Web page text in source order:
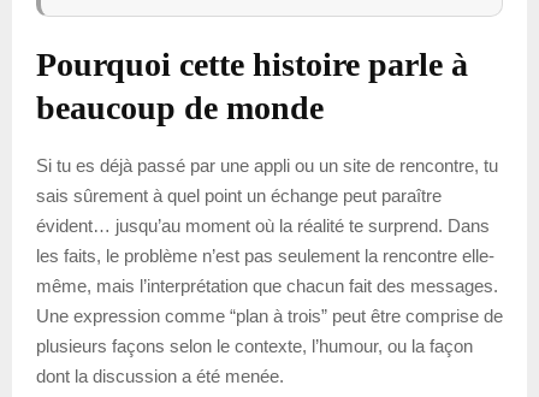
Pourquoi cette histoire parle à
beaucoup de monde
Si tu es déjà passé par une appli ou un site de rencontre, tu
sais sûrement à quel point un échange peut paraître
évident… jusqu’au moment où la réalité te surprend. Dans
les faits, le problème n’est pas seulement la rencontre elle-
même, mais l’interprétation que chacun fait des messages.
Une expression comme “plan à trois” peut être comprise de
plusieurs façons selon le contexte, l’humour, ou la façon
dont la discussion a été menée.